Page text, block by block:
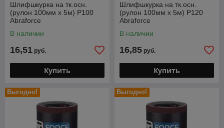
Шлифшкурка на тк.осн.
(рулон 100мм х 5м) Р100
Abraforce
В наличии
16,51 руб.
Купить
Шлифшкурка на тк.осн.
(рулон 100мм х 5м) Р120
Abraforce
В наличии
16,85 руб.
Купить
Выгодно! Выгодно!